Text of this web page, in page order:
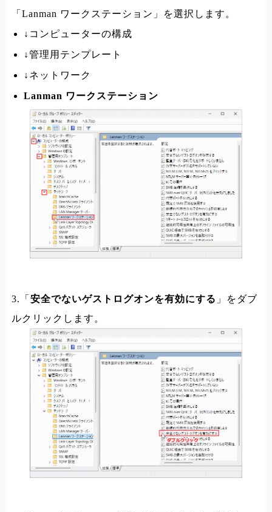
「Lanman ワークステーション」を選択します。
↓コンピューターの構成
↓管理用テンプレート
↓ネットワーク
Lanman ワークステーション
3.「 安全でないゲストログオンを有効にする 」をダブ
ルクリックします。